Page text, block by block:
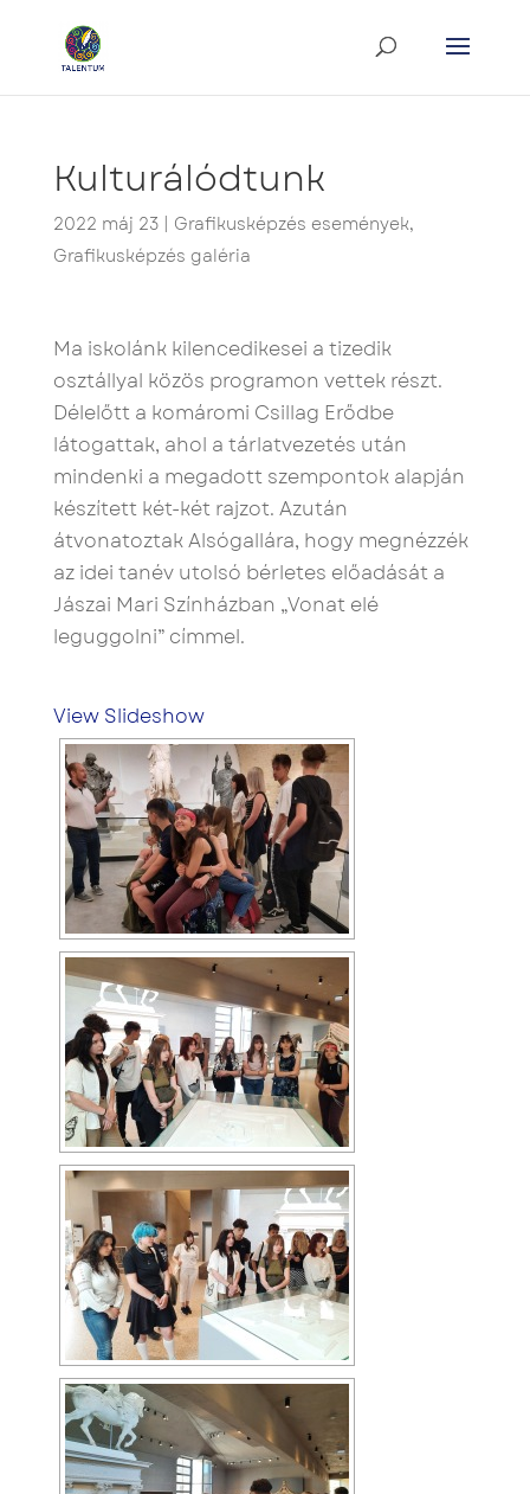
Kulturálódtunk
2022 máj 23| Grafikusképzés események,
Grafikusképzés galéria
Ma iskolánk kilencedikesei a tizedik
osztállyal közös programon vettek részt.
Délelőtt a komáromi Csillag Erődbe
látogattak, ahol a tárlatvezetés után
mindenki a megadott szempontok alapján
készített két-két rajzot. Azután
átvonatoztak Alsógallára, hogy megnézzék
az idei tanév utolsó bérletes előadását a
Jászai Mari Színházban „Vonat elé
leguggolni” címmel.
View Slideshow